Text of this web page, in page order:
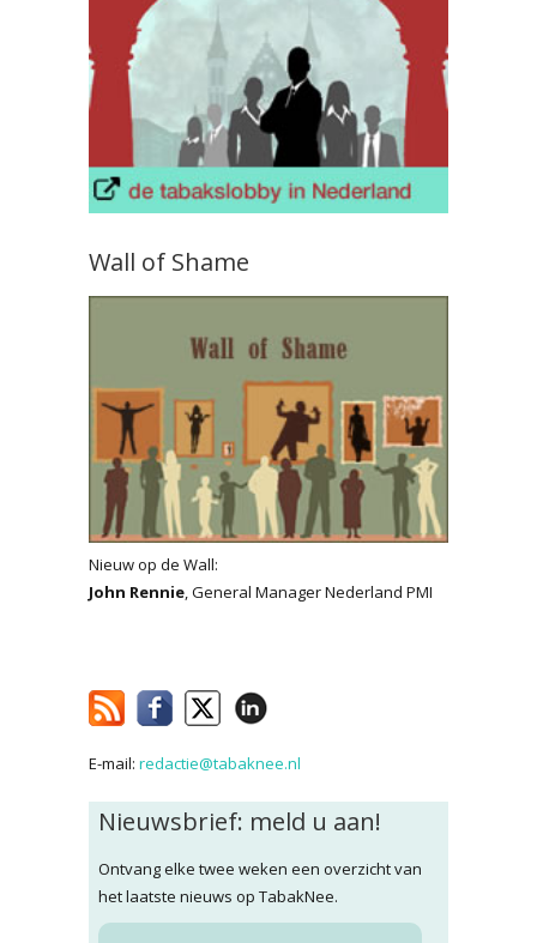
Wall of Shame
Nieuw op de Wall:
John Rennie, General Manager Nederland PMI
E-mail: redactie@tabaknee.nl
Nieuwsbrief: meld u aan!
Ontvang elke twee weken een overzicht van
het laatste nieuws op TabakNee.